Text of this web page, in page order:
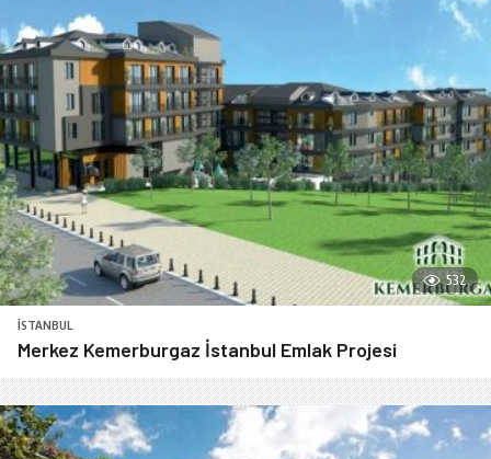
532
İSTANBUL
Merkez Kemerburgaz İstanbul Emlak Projesi